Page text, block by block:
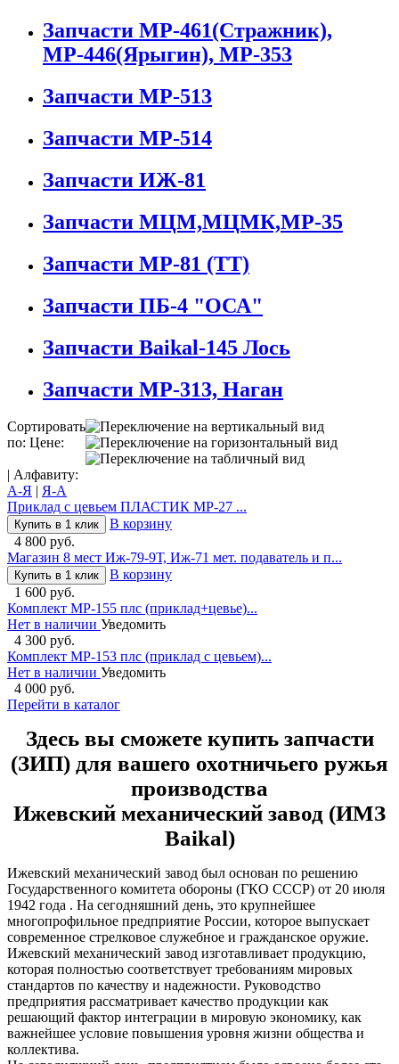
Запчасти МР-461(Стражник),
МР-446(Ярыгин), МР-353
Запчасти МР-513
Запчасти МР-514
Запчасти ИЖ-81
Запчасти МЦМ,МЦМК,МР-35
Запчасти МР-81 (ТТ)
Запчасти ПБ-4 "ОСА"
Запчасти Baikal-145 Лось
Запчасти МР-313, Наган
Сортировать
по: Цене:
| Алфавиту:
А-Я
Я-А
Приклад с цевьем ПЛАСТИК МР-27 ...
Купить в 1 клик
В корзину
4 800 руб.
Магазин 8 мест Иж-79-9Т, Иж-71 мет. подаватель и п...
Купить в 1 клик
В корзину
1 600 руб.
Комплект МР-155 плс (приклад+цевье)...
Нет в наличии Уведомить
4 300 руб.
Комплект МР-153 плс (приклад с цевьем)...
Нет в наличии Уведомить
4 000 руб.
Перейти в каталог
Здесь вы сможете купить запчасти
(ЗИП) для вашего охотничьего ружья
производства
Ижевский механический завод (ИМЗ
Baikal)
Ижевский механический завод был основан по решению
Государственного комитета обороны (ГКО СССР) от 20 июля
1942 года . На сегодняшний день, это крупнейшее
многопрофильное предприятие России, которое выпускает
современное стрелковое служебное и гражданское оружие.
Ижевский механический завод изготавливает продукцию,
которая полностью соответствует требованиям мировых
стандартов по качеству и надежности. Руководство
предприятия рассматривает качество продукции как
решающий фактор интеграции в мировую экономику, как
важнейшее условие повышения уровня жизни общества и
коллектива.